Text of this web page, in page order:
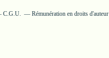
C.G.U. Rémunération en droits d'auteur